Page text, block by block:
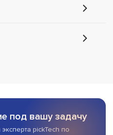
под вашу задачу
pickTech по